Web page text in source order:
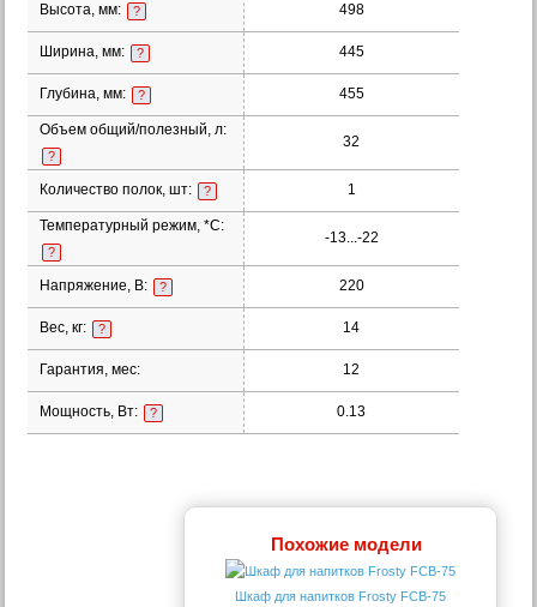
Высота, мм: ? 498
Ширина, мм: ? 445
Глубина, мм: ? 455
Объем общий/полезный, л:
?
32
Количество полок, шт: ? 1
Температурный режим, *С:
?
-13...-22
Напряжение, В: ? 220
Вес, кг: ? 14
Гарантия, мес: 12
Мощность, Вт: ? 0.13
Похожие модели
Шкаф для напитков Frosty FCB-75